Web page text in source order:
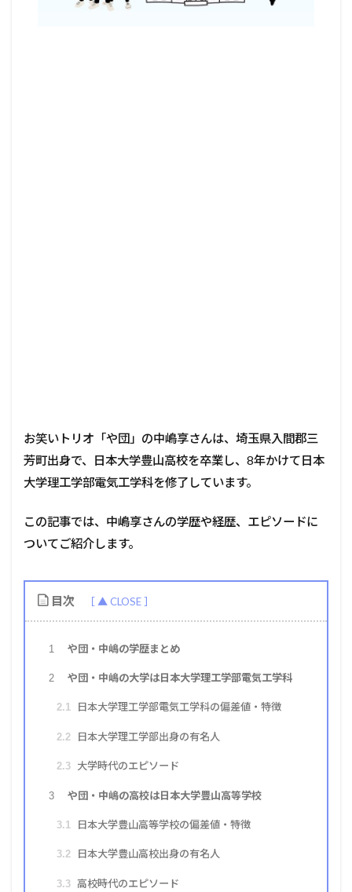
お笑いトリオ「や団」の中嶋享さんは、埼玉県入間郡三
芳町出身で、日本大学豊山高校を卒業し、8年かけて日本
大学理工学部電気工学科を修了しています。
この記事では、中嶋享さんの学歴や経歴、エピソードに
ついてご紹介します。
目次
1 や団・中嶋の学歴まとめ
2 や団・中嶋の大学は日本大学理工学部電気工学科
2.1 日本大学理工学部電気工学科の偏差値・特徴
2.2 日本大学理工学部出身の有名人
2.3 大学時代のエピソード
3 や団・中嶋の高校は日本大学豊山高等学校
3.1 日本大学豊山高等学校の偏差値・特徴
3.2 日本大学豊山高校出身の有名人
3.3 高校時代のエピソード